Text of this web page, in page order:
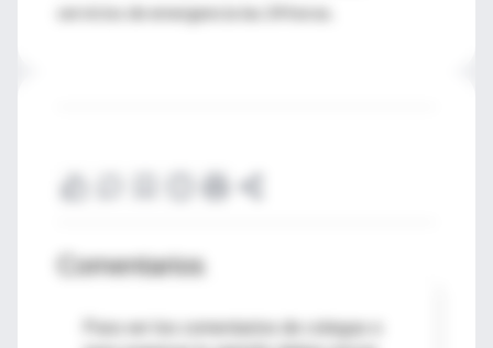
servicios de emergencia las 24 horas.
Comentarios
Para ver los comentarios de colegas o